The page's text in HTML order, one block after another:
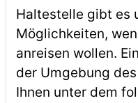
Haltestelle gibt es
Möglichkeiten,
anreisen wollen.
der Umgebung
Ihnen unter dem